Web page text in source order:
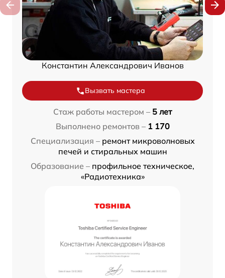
Константин Александрович Иванов
Вызвать мастера
Стаж работы мастером – 5 лет
Выполнено ремонтов – 1 170
Специализация – ремонт микроволновых
печей и стиральных машин
Образование – профильное техническое,
«Радиотехника»